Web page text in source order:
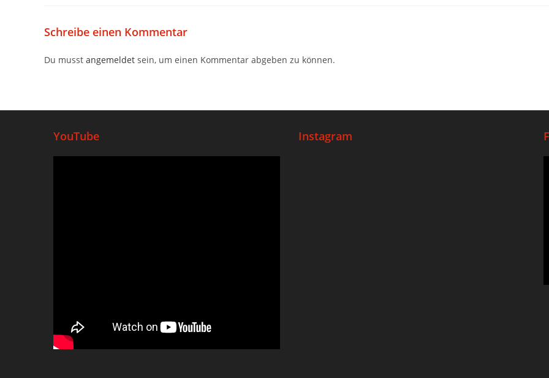
Schreibe einen Kommentar
Du musst angemeldet sein, um einen Kommentar abgeben zu können.
YouTube Instagram